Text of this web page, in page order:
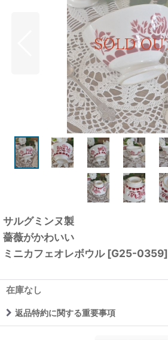
サルグミンヌ製
薔薇がかわいい
ミニカフェオレボウル [G25-0359]
在庫なし
返品特約に関する重要事項